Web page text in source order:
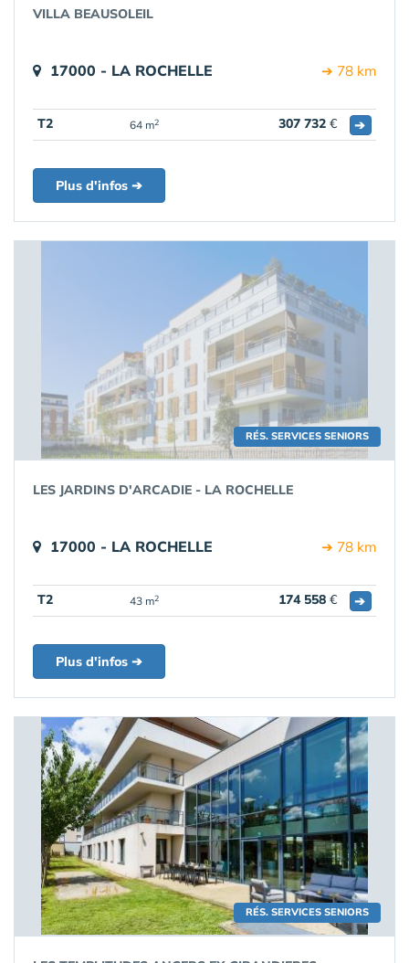
VILLA BEAUSOLEIL
17000 - LA ROCHELLE ➔ 78 km
T2 64 m2 307 732 € ➔
Plus d'infos ➔
RÉS. SERVICES SENIORS
LES JARDINS D'ARCADIE - LA ROCHELLE
17000 - LA ROCHELLE ➔ 78 km
T2 43 m2 174 558 € ➔
Plus d'infos ➔
RÉS. SERVICES SENIORS